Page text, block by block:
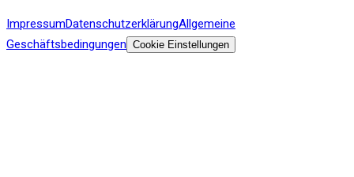
ImpressumDatenschutzerklärungAllgemeine
Geschäftsbedingungen Cookie Einstellungen